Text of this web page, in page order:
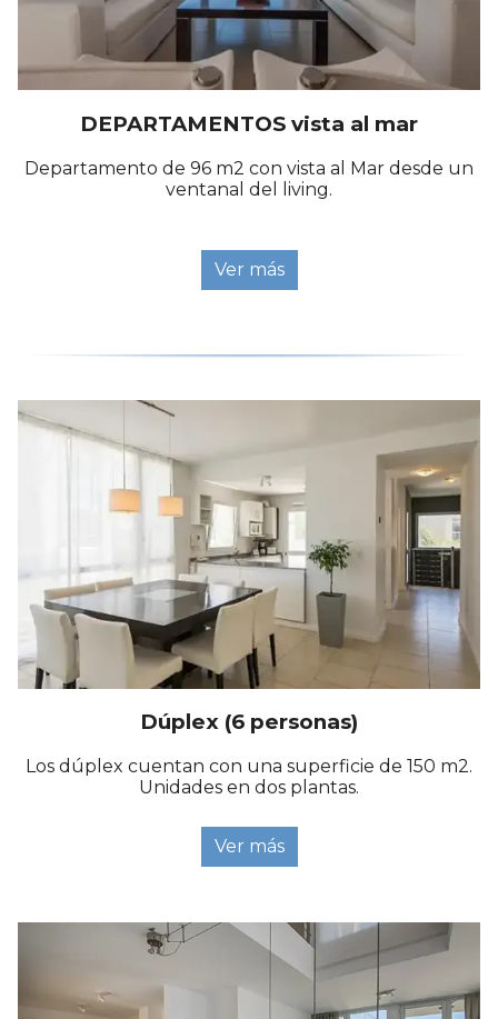
DEPARTAMENTOS vista al mar
Departamento de 96 m2 con vista al Mar desde un
ventanal del living.
Ver más
Dúplex (6 personas)
Los dúplex cuentan con una superficie de 150 m2.
Unidades en dos plantas.
Ver más